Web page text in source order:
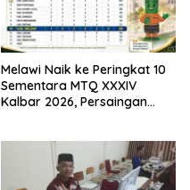
Melawi Naik ke Peringkat 10
Sementara MTQ XXXIV
Kalbar 2026, Persaingan